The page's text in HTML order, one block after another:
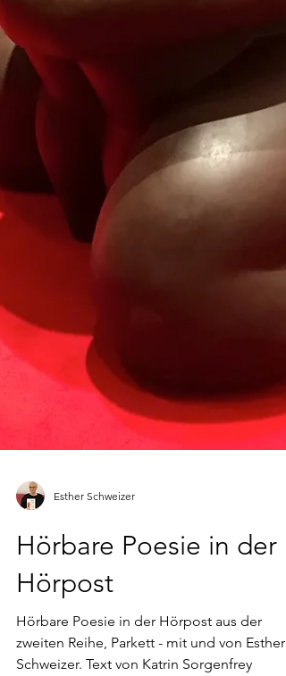
Esther Schweizer
Hörbare Poesie in der
Hörpost
Hörbare Poesie in der Hörpost aus der